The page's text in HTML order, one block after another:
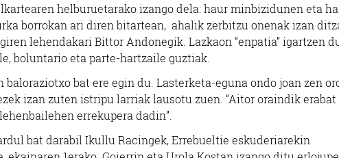
helburuetarako izango dela: haur minbizidunen eta
borrokan ari diren bitartean, ahalik zerbitzu onenak izan
lehendakari Bittor Andonegik. Lazkaon “enpatia” igartzen
boluntario eta parte-hartzaile guztiak.
bat ere egin du. Lasterketa-eguna ondo joan zen
izan zuten istripu larriak lausotu zuen. “Aitor oraindik erabat
errekupera dadin”.
bat darabil Ikullu Racingek, Errebueltie eskuderiarekin